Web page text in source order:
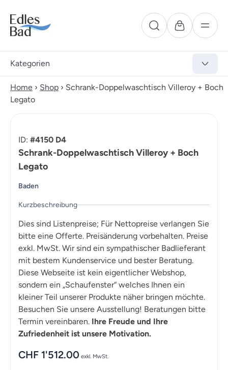
Kategorien
Home › Shop › Schrank-Doppelwaschtisch Villeroy + Boch
Legato
ID: #4150 D4
Schrank-Doppelwaschtisch Villeroy + Boch
Legato
Baden
Kurzbeschreibung
Dies sind Listenpreise; Für Nettopreise verlangen Sie
bitte eine Offerte. Preisänderung vorbehalten. Preise
exkl. MwSt. Wir sind ein sympathischer Badlieferant
mit bestem Kundenservice und bester Beratung.
Diese Webseite ist kein eigentlicher Webshop,
sondern ein „Schaufenster“ welches Ihnen ein
kleiner Teil unserer Produkte näher bringen möchte.
Besuchen Sie unsere Ausstellung! Beratungen bitte
Termin vereinbaren. Ihre Freude und Ihre
Zufriedenheit ist unsere Motivation.
CHF 1'512.00 exkl. MwSt.